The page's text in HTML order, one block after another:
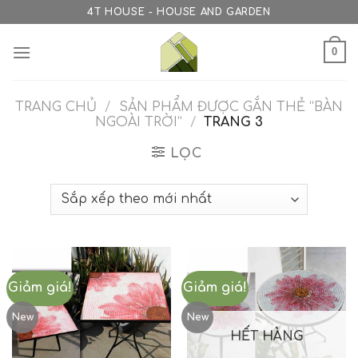
to
content
4T HOUSE - HOUSE AND GARDEN
0
TRANG CHỦ /
SẢN PHẨM ĐƯỢC GẮN THẺ “BÀN
NGOÀI TRỜI”
/ TRANG 3
LỌC
Giảm giá!
New
Giảm giá!
New
HẾT HÀNG